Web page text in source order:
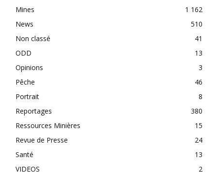
Mines
1 162
News
510
Non classé
41
ODD
13
Opinions
3
Pêche
46
Portrait
8
Reportages
380
Ressources Minières
15
Revue de Presse
24
Santé
13
VIDEOS
2